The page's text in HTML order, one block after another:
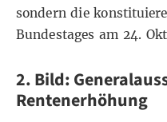
sondern die
Bundestages am 24.
2. Bild:
Rentenerhöhung